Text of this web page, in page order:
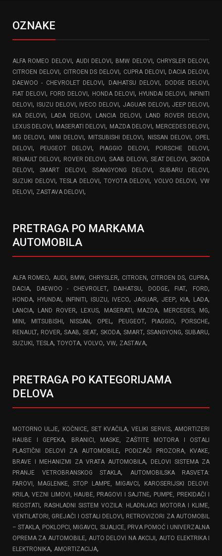
OZNAKE
ALFA ROMEO DELOVI, AUDI DELOVI, BMW DELOVI, CHRYSLER DELOVI,
CITROEN DELOVI, CITROEN DS DELOVI, CUPRA DELOVI, DACIA DELOVI,
DAEWOO - CHEVROLET DELOVI, DAIHATSU DELOVI, DODGE DELOVI,
FIAT DELOVI, FORD DELOVI, HONDA DELOVI, HYUNDAI DELOVI, INFINITI
DELOVI, ISUZU DELOVI, IVECO DELOVI, JAGUAR DELOVI,JEEP DELOVI,
KIA DELOVI, LADA DELOVI, LANCIA DELOVI, LAND ROVER DELOVI,
LEXUS DELOVI, MASERATI DELOVI, MAZDA DELOVI, MERCEDES DELOVI,
MG DELOVI, MINI DELOVI, MITSUBISHI DELOVI, NISSAN DELOVI, OPEL
DELOVI, PEUGEOT DELOVI, PIAGGIO DELOVI, PORSCHE DELOVI,
RENAULT DELOVI, ROVER DELOVI, SAAB DELOVI, SEAT DELOVI, SKODA
DELOVI,SMART DELOVI,SSANGYONG DELOVI, SUBARU DELOVI,
SUZUKI DELOVI,TESLA DELOVI, TOYOTA DELOVI, VOLVO DELOVI, VW
DELOVI, ZASTAVA DELOVI,
PRETRAGA PO MARKAMA
AUTOMOBILA
ALFA ROMEO, AUDI, BMW, CHRYSLER, CITROEN, CITROEN DS, CUPRA,
DACIA, DAEWOO - CHEVROLET, DAIHATSU, DODGE, FIAT, FORD,
HONDA, HYUNDAI, INFINITI, ISUZU, IVECO, JAGUAR, JEEP, KIA, LADA,
LANCIA, LAND ROVER, LEXUS, MASERATI, MAZDA, MERCEDES, MG,
MINI, MITSUBISHI, NISSAN, OPEL , PEUGEOT, PIAGGIO, PORSCHE,
RENAULT, ROVER,SAAB,SEAT, SKODA, SMART, SSANGYONG,SUBARU,
SUZUKI, TESLA, TOYOTA, VOLVO, VW, ZASTAVA,
PRETRAGA PO KATEGORIJAMA
DELOVA
MOTORNO ULJE, KOČNICE, SET KVAČILA,VELIKI SERVIS,AMORTIZERI
HAUBE I GEPEKA,
BRANICI, MASKE, ZAŠTITE MOTORA I OSTALI
PLASTIČNI DELOVI ZA AUTOMOBILE,
PODIZAČI PROZORA, KVAKE,
BRAVE I MEHANIZMI ZA VRATA AUTOMOBILA,
DELOVI SISTEMA ZA
PRANJE VETROBRANSKOG STAKLA,
AUTOMOBILSKA RASVETA:
FAROVI, MAGLENKE, STOP LAMPE, MIGAVCI,
KAROSERIJSKI DELOVI:
KRILA, VEZNI LIMOVI, HAUBE, PRAGOVI I SAJTNE, PUMPE, PREKIDAČI I
REOSTATI, RASHLADNI SISTEM VOZILA: HLADNJACI MOTORA I KLIME,
VENTILATORI, GREJAČI I OSTALI DELOVI, RETROVIZORI ZA AUTOMOBIL
– STAKLA, POKLOPCI, MIGAVCI, SIJALICE, PRVA POMOĆ I UNIVERZALNA
OPREMA ZA AUTOMOBILE,AUTO DELOVI NA AKCIJI,AUTO ELEKTRIKA I
ELEKTRONIKA, AMORTIZACIJA,